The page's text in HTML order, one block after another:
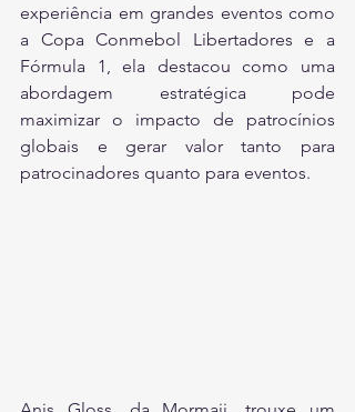
experiência em grandes eventos como
a Copa Conmebol Libertadores e a
Fórmula 1, ela destacou como uma
abordagem estratégica pode
maximizar o impacto de patrocínios
globais e gerar valor tanto para
patrocinadores quanto para eventos.